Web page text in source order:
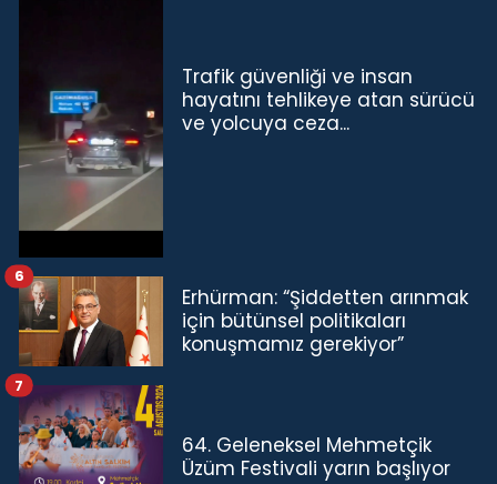
Trafik güvenliği ve insan
hayatını tehlikeye atan sürücü
ve yolcuya ceza...
Erhürman: “Şiddetten arınmak
için bütünsel politikaları
konuşmamız gerekiyor”
6
64. Geleneksel Mehmetçik
Üzüm Festivali yarın başlıyor
7